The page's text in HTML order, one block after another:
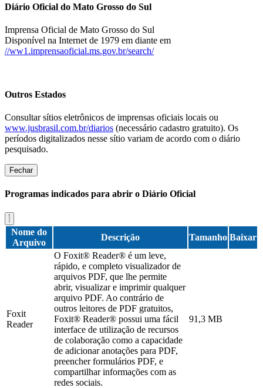
Diário Oficial do Mato Grosso do Sul
Imprensa Oficial de Mato Grosso do Sul
Disponível na Internet de 1979 em diante em
//ww1.imprensaoficial.ms.gov.br/search/
Outros Estados
Consultar sítios eletrônicos de imprensas oficiais locais ou
www.jusbrasil.com.br/diarios (necessário cadastro gratuito). Os
períodos digitalizados nesse sítio variam de acordo com o diário
pesquisado.
Fechar
Programas indicados para abrir o Diário Oficial
Nome do
Arquivo
Descrição Tamanho Baixar
Foxit
Reader
O Foxit® Reader® é um leve,
rápido, e completo visualizador de
arquivos PDF, que lhe permite
abrir, visualizar e imprimir qualquer
arquivo PDF. Ao contrário de
outros leitores de PDF gratuitos,
Foxit® Reader® possui uma fácil
interface de utilização de recursos
de colaboração como a capacidade
de adicionar anotações para PDF,
preencher formulários PDF, e
compartilhar informações com as
redes sociais.
91,3 MB